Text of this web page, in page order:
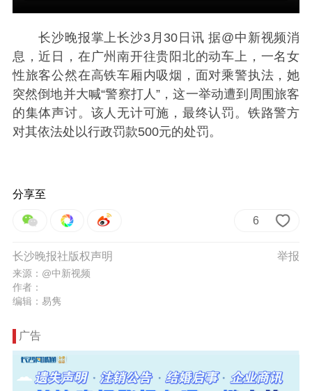
长沙晚报掌上长沙3月30日讯 据@中新视频消
息，近日，在广州南开往贵阳北的动车上，一名女
性旅客公然在高铁车厢内吸烟，面对乘警执法，她
突然倒地并大喊“警察打人”，这一举动遭到周围旅客
的集体声讨。该人无计可施，最终认罚。铁路警方
对其依法处以行政罚款500元的处罚。
分享至
6
举报
长沙晚报社版权声明
来源：@中新视频
作者：
编辑：易隽
广告